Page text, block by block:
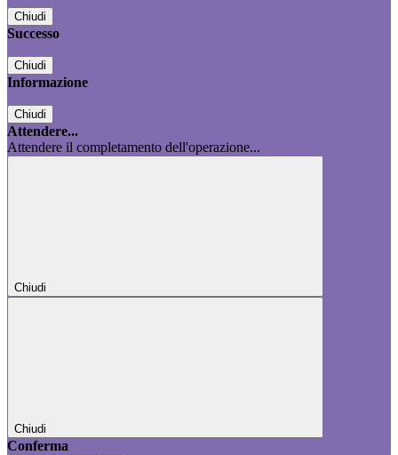
Chiudi
Successo
Chiudi
Informazione
Chiudi
Attendere...
Attendere il completamento dell'operazione...
Chiudi
Chiudi
Conferma